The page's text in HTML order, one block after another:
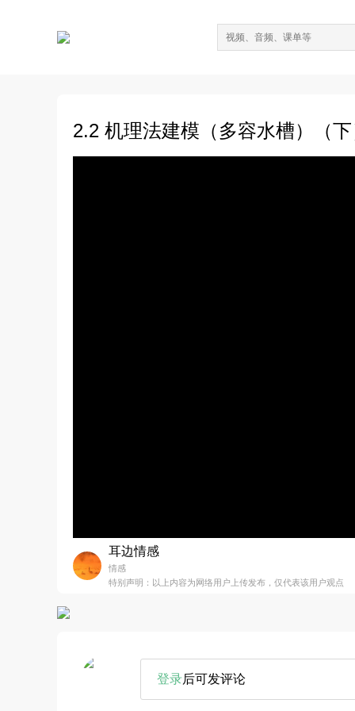
2.2 机理法建模（多容水槽）（下
耳边情感
情感
特别声明：以上内容为网络用户上传发布，仅代表该用户观点
登录后可发评论